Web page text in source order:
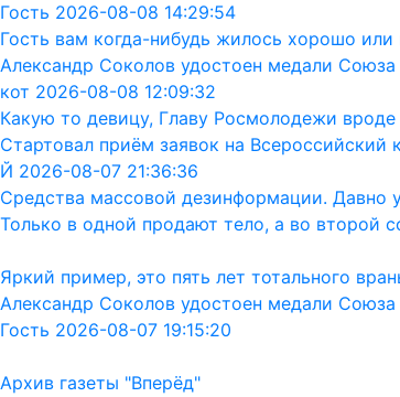
Гость 2026-08-08 14:29:54
Гость вам когда-нибудь жилось хорошо
Александр Соколов удостоен медали
кот 2026-08-08 12:09:32
Какую то девицу, Главу Росмолодежи
Стартовал приём заявок на
Й 2026-08-07 21:36:36
Средства массовой дезинформации. Давно
Только в одной продают тело, а во второй
Яркий пример, это пять лет тотального
Александр Соколов удостоен медали
Гость 2026-08-07 19:15:20
Архив газеты "Вперёд"